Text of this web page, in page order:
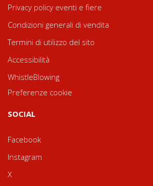
Privacy policy eventi e fiere
Condizioni generali di vendita
Termini di utilizzo del sito
Accessibilità
WhistleBlowing
Preferenze cookie
SOCIAL
Facebook
Instagram
X